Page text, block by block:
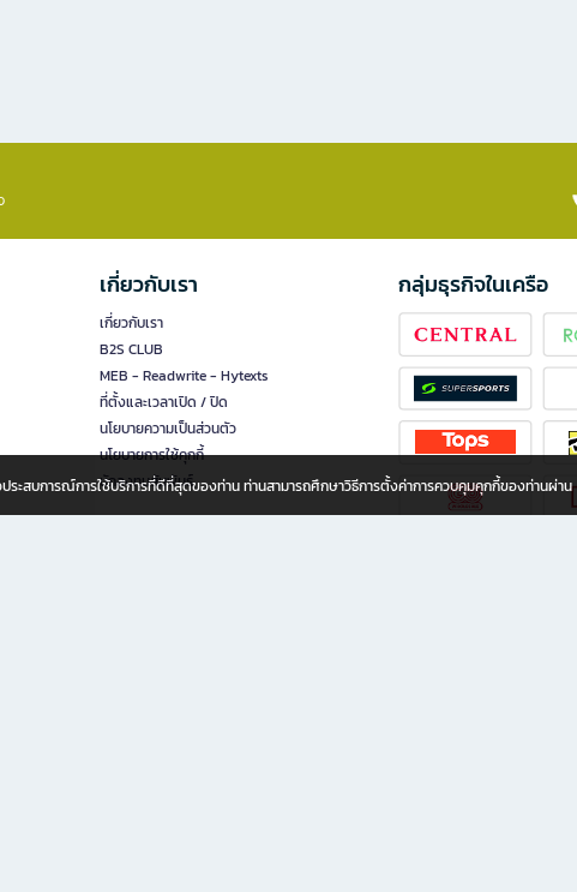
เกี่ยวกับเรา
เกี่ยวกับเรา
B2S CLUB
MEB - Readwrite - Hytexts
ที่ตั้งและเวลาเปิด / ปิด
นโยบายความเป็นส่วนตัว
นโยบายการใช้คุกกี้
นักลงทุนสัมพันธ์
กลุ่มธุรกิจในเครือ
ระสบการณ์การใช้บริการที่ดีที่สุดของท่าน ท่านสามารถศึกษาวิธีการตั้งค่าการควบคุมคุกกี้ของท่านผ่าน